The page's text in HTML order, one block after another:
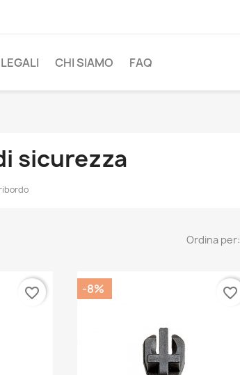
CHI SIAMO FAQ
sicurezza
Ordina per:
favorite_border -8% favorite_border